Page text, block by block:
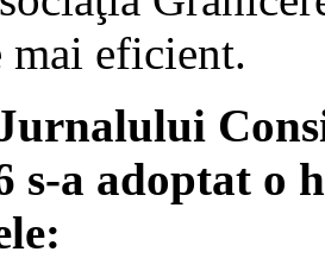
mai eficient.
s-a adoptat o